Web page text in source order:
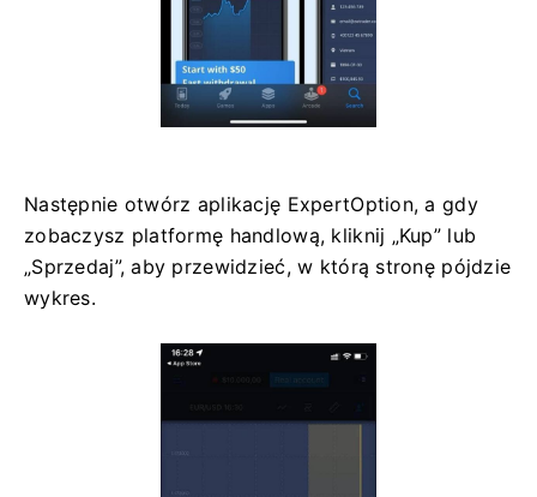
Następnie otwórz aplikację ExpertOption, a gdy
zobaczysz platformę handlową, kliknij „Kup” lub
„Sprzedaj”, aby przewidzieć, w którą stronę pójdzie
wykres.